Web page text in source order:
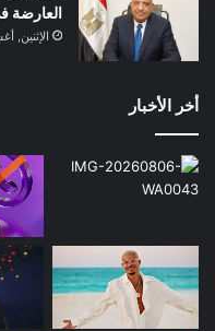
العارضة
الإثنين, أغسطس
أخر الأخبار